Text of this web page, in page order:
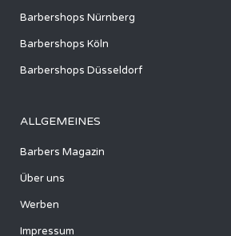
Barbershops Nürnberg
Barbershops Köln
Barbershops Düsseldorf
ALLGEMEINES
Barbers Magazin
Über uns
Werben
Impressum